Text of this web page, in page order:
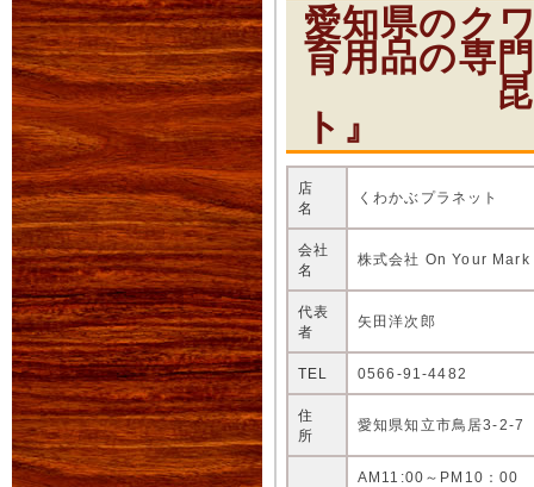
愛知県のク
育用品の専
昆虫シ
ト』
店
名
くわかぶプラネット
会社
名
株式会社 On Your Mark
代表
者
矢田洋次郎
TEL 0566-91-4482
住
所
愛知県知立市鳥居3-2-7
AM11:00～PM10：00